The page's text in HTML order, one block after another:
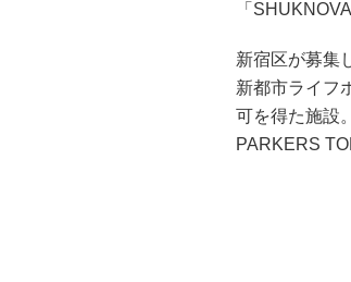
「
新宿区が募集
新都市ライフ
可を得た施設
PARKERS